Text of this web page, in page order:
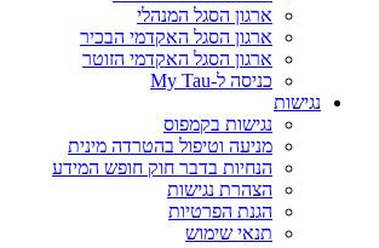
ארגון הסגל המנהלי
ארגון הסגל האקדמי הבכיר
ארגון הסגל האקדמי הזוטר
כניסה ל-My Tau
נגישות
נגישות בקמפוס
מניעה וטיפול בהטרדה מינית
הנחיות בדבר חוק חופש המידע
הצהרת נגישות
הגנת הפרטיות
תנאי שימוש